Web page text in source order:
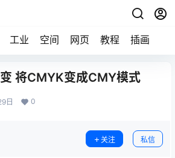
工业 空间 网页 教程 插画
将CMYK变成CMY模式
日 0
关注 私信